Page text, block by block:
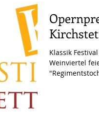
Klassik
Weinviertel